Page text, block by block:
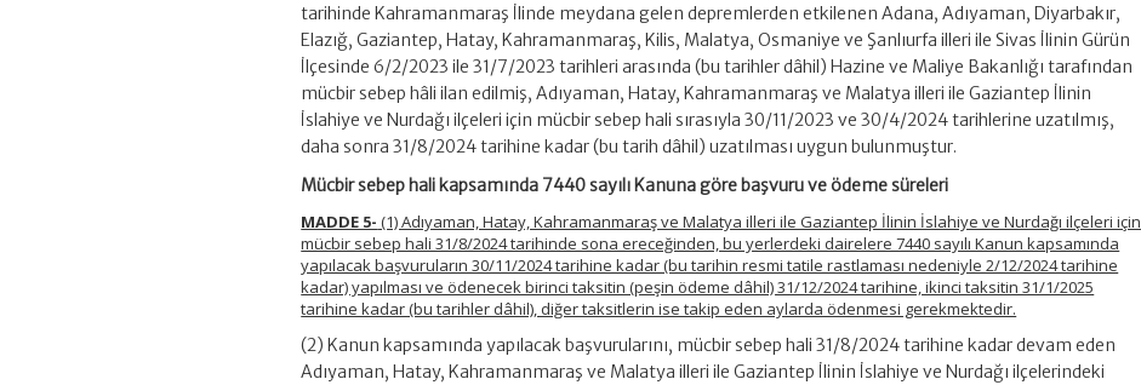
tarihinde Kahramanmaraş İlinde meydana gelen depremlerden etkilenen Adana, Adıyaman, Diyarbakır,
Elazığ, Gaziantep, Hatay, Kahramanmaraş, Kilis, Malatya, Osmaniye ve Şanlıurfa illeri ile Sivas İlinin Gürün
İlçesinde 6/2/2023 ile 31/7/2023 tarihleri arasında (bu tarihler dâhil) Hazine ve Maliye Bakanlığı tarafından
mücbir sebep hâli ilan edilmiş, Adıyaman, Hatay, Kahramanmaraş ve Malatya illeri ile Gaziantep İlinin
İslahiye ve Nurdağı ilçeleri için mücbir sebep hali sırasıyla 30/11/2023 ve 30/4/2024 tarihlerine uzatılmış,
daha sonra 31/8/2024 tarihine kadar (bu tarih dâhil) uzatılması uygun bulunmuştur.
Mücbir sebep hali kapsamında 7440 sayılı Kanuna göre başvuru ve ödeme süreleri
MADDE 5- (1) Adıyaman, Hatay, Kahramanmaraş ve Malatya illeri ile Gaziantep İlinin İslahiye ve Nurdağı ilçeleri için
mücbir sebep hali 31/8/2024 tarihinde sona ereceğinden, bu yerlerdeki dairelere 7440 sayılı Kanun kapsamında
yapılacak başvuruların 30/11/2024 tarihine kadar (bu tarihin resmi tatile rastlaması nedeniyle 2/12/2024 tarihine
kadar) yapılması ve ödenecek birinci taksitin (peşin ödeme dâhil) 31/12/2024 tarihine, ikinci taksitin 31/1/2025
tarihine kadar (bu tarihler dâhil), diğer taksitlerin ise takip eden aylarda ödenmesi gerekmektedir.
(2) Kanun kapsamında yapılacak başvurularını, mücbir sebep hali 31/8/2024 tarihine kadar devam eden
Adıyaman, Hatay, Kahramanmaraş ve Malatya illeri ile Gaziantep İlinin İslahiye ve Nurdağı ilçelerindeki